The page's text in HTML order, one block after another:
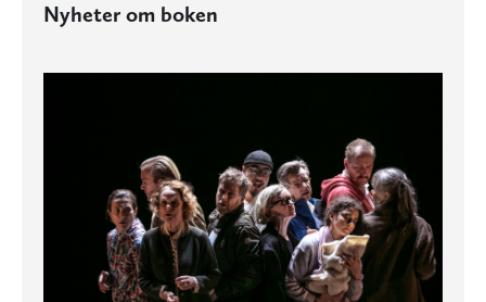
Nyheter om boken